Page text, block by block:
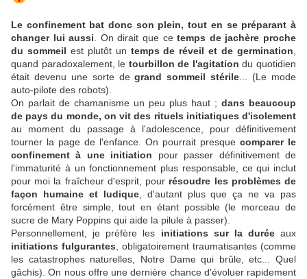
Le confinement bat donc son plein, tout en se préparant à
changer lui aussi . On dirait que cetemps de jachère proche
du sommeil est plutôt un temps de réveil et de germination
quand paradoxalement, le tourbillon de l'agitation du quotidien
était devenu une sorte degrand sommeil stérile ... (Le mode
auto-pilote des robots).
On parlait de chamanisme un peu plus haut ; dans beaucoup
de pays du monde, on vit des rituels initiatiques d'isolement
au moment du passage à l'adolescence, pour définitivement
tourner la page de l'enfance. On pourrait presque comparer le
confinement à une initiation pour passer définitivement de
l'immaturité à un fonctionnement plus responsable, ce qui inclut
pour moi la fraîcheur d'esprit, pour résoudre les problèmes de
façon humaine et ludique, d'autant plus que ça ne va pas
forcément être simple, tout en étant possible (le morceau de
sucre de Mary Poppins qui aide la pilule à passer).
Personnellement, je préfère les initiations sur la duréeaux
initiations fulgurantes , obligatoirement traumatisantes (comme
les catastrophes naturelles, Notre Dame qui brûle, etc... Quel
gâchis). On nous offre une dernière chance d'évoluer rapidement